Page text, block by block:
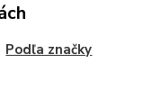
Podľa značky